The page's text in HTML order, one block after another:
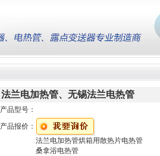
法兰电加热管、无锡法兰电热管
产品型号：
产品报价：
法兰电加热管烘箱用散热片电热管
桑拿浴电热管